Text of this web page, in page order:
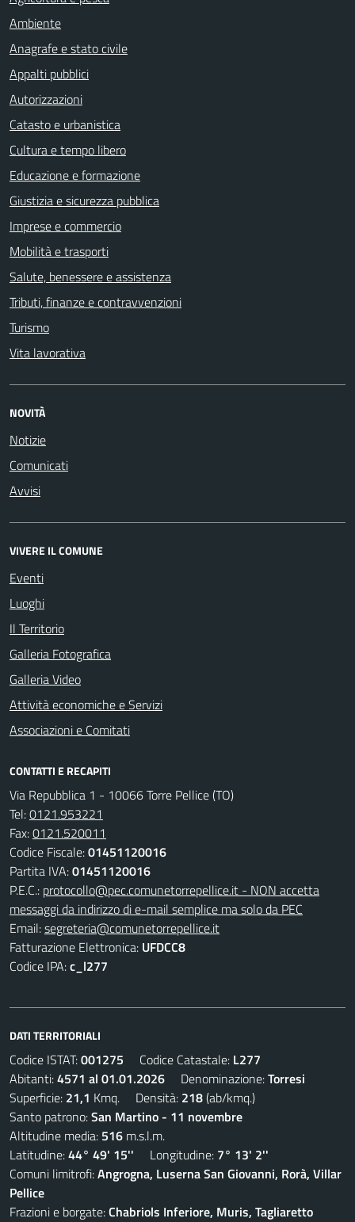
Ambiente
Anagrafe e stato civile
Appalti pubblici
Autorizzazioni
Catasto e urbanistica
Cultura e tempo libero
Educazione e formazione
Giustizia e sicurezza pubblica
Imprese e commercio
Mobilità e trasporti
Salute, benessere e assistenza
Tributi, finanze e contravvenzioni
Turismo
Vita lavorativa
NOVITÀ
Notizie
Comunicati
Avvisi
VIVERE IL COMUNE
Eventi
Luoghi
Il Territorio
Galleria Fotografica
Galleria Video
Attività economiche e Servizi
Associazioni e Comitati
CONTATTI E RECAPITI
Via Repubblica 1 - 10066 Torre Pellice (TO)
Tel:0121.953221
Fax:0121.520011
Codice Fiscale:01451120016
Partita IVA:01451120016
P.E.C.: protocollo@pec.comunetorrepellice.it - NON accetta
messaggi da indirizzo di e-mail semplice ma solo da PEC
Email:segreteria@comunetorrepellice.it
Fatturazione Elettronica: UFDCC8
Codice IPA:c_l277
DATI TERRITORIALI
Codice ISTAT:001275 Codice Catastale: L277
Abitanti:4571 al 01.01.2026 Denominazione:Torresi
Superficie: 21,1 Kmq. Densità: 218(ab/kmq.)
Santo patrono:San Martino - 11 novembre
Altitudine media: 516 m.s.l.m.
Latitudine:44° 49' 15'' Longitudine: 7° 13' 2''
Comuni limitrofi:Angrogna, Luserna San Giovanni, Rorà, Villar
Pellice
Frazioni e borgate:Chabriols Inferiore, Muris, Tagliaretto